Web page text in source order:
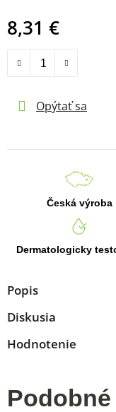
8,31 €
Opýtať sa
Česká výroba
Dermatologicky
Popis
Diskusia
Hodnotenie